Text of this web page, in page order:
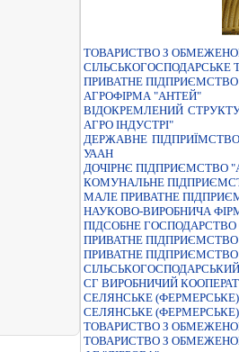
ТОВАРИСТВО З
ПРИВАТНЕ
АГРОФIРМА "АНТЕЙ"
ВІДОКРЕМЛЕНИЙ
АГРО ІНДУСТРІ"
ДЕРЖАВНЕ
УААН
ДОЧIРНЄ ПIДПРИЄМСТВО
КОМУНАЛЬНЕ
МАЛЕ ПРИВАТНЕ
НАУКОВО-ВИРОБНИЧА
ПIДСОБНЕ
ПРИВАТНЕ
ПРИВАТНЕ
СГ ВИРОБНИЧИЙ
СЕЛЯНСЬКЕ
СЕЛЯНСЬКЕ
ТОВАРИСТВО З
ТОВАРИСТВО З